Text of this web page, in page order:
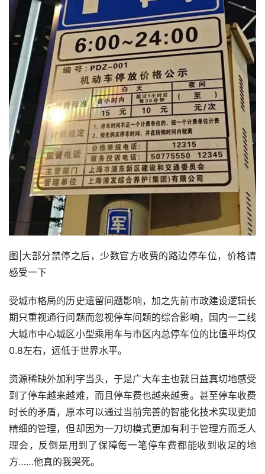
图|大部分禁停之后，少数官方收费的路边停车位，价格请
感受一下
受城市格局的历史遗留问题影响，加之先前市政建设逻辑长
期只重视通行问题而忽视停车问题的综合影响，国内一二线
大城市中心城区小型乘用车与市区内总停车位的比值平均仅
0.8左右，远低于世界水平。
资源稀缺外加利字当头，于是广大车主也就日益真切地感受
到了停车越来越难，而且停车费也越来越贵。甚至停车收费
时长的矛盾，原本可以通过当前完善的智能化技术实现更加
精细的管理，但却因为一刀切模式更加有利于管理方而乏人
理会，反倒是用到了保障每一笔停车费都能收到收足的地
方……他真的我哭死。